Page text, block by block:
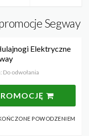
Segway
Elektryczne
Do odwołania
POWODZENIEM